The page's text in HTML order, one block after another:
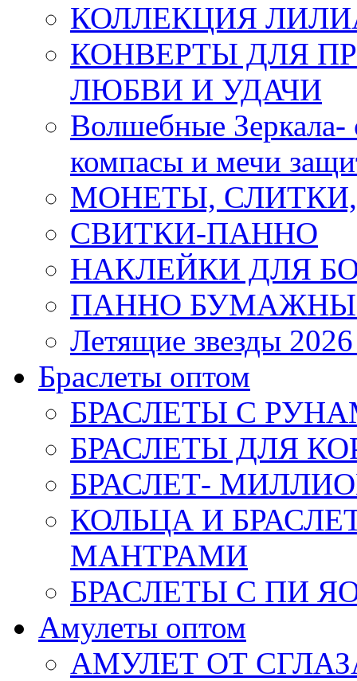
КОЛЛЕКЦИЯ
КОНВЕРТЫ ДЛЯ
ЛЮБВИ И УДАЧИ
Волшебные Зеркала-
компасы и мечи
МОНЕТЫ,
СВИТКИ-ПАННО
НАКЛЕЙКИ ДЛЯ
ПАННО
Летящие звезды
Браслеты оптом
БРАСЛЕТЫ С
БРАСЛЕТЫ ДЛЯ
БРАСЛЕТ-
КОЛЬЦА И
МАНТРАМИ
БРАСЛЕТЫ С ПИ
Амулеты оптом
АМУЛЕТ ОТ